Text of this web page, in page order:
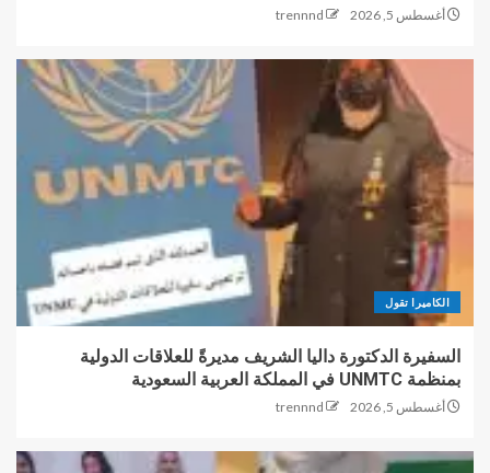
أغسطس 5, 2026 trennnd
الكاميرا تقول
السفيرة الدكتورة داليا الشريف مديرةً للعلاقات الدولية
بمنظمة UNMTC في المملكة العربية السعودية
أغسطس 5, 2026 trennnd